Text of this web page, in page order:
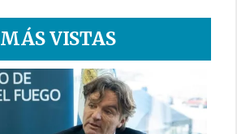
MÁS VISTAS
1